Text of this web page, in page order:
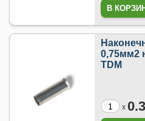
0,75мм2
TDM
x